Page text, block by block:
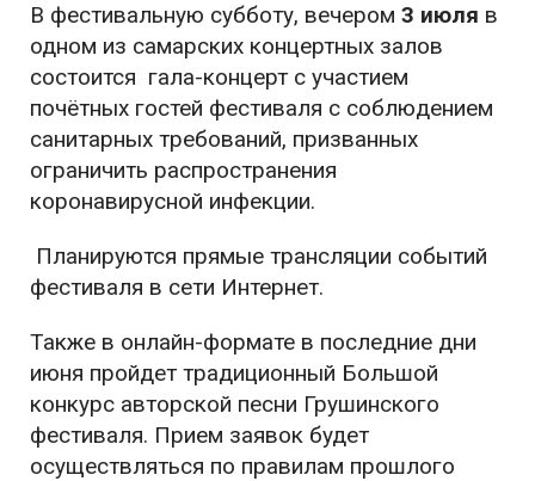
В фестивальную субботу, вечером 3 июля в
одном из самарских концертных залов
состоится гала-концерт с участием
почётных гостей фестиваля с соблюдением
санитарных требований, призванных
ограничить распространения
коронавирусной инфекции.
Планируются прямые трансляции событий
фестиваля в сети Интернет.
Также в онлайн-формате в последние дни
июня пройдет традиционный Большой
конкурс авторской песни Грушинского
фестиваля. Прием заявок будет
осуществляться по правилам прошлого